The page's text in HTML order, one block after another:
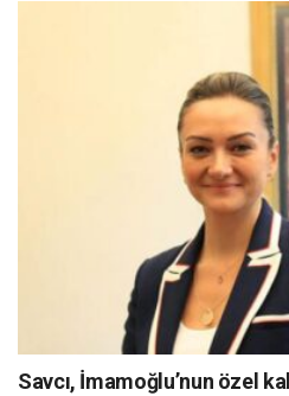
Savcı, İmamoğlu’nun özel